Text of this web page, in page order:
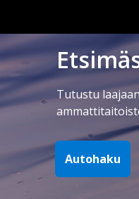
Tutustu
Autohaku